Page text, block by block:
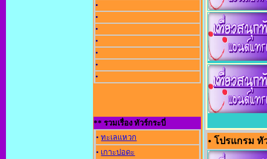
•
•
•
•
•
•
•
** รวมเรื่อง ทัวร์กระบี่
•ทะเลแหวก
• เกาะปอดะ
• โปรแกรม ทั